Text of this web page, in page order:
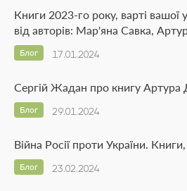
Книги 2023-го року, варті вашої
від авторів: Мар'яна Савка,
17.01.2024
Блог
Сергій Жадан про книгу Артура
29.01.2024
Блог
Війна Росії проти України.
23.02.2024
Блог